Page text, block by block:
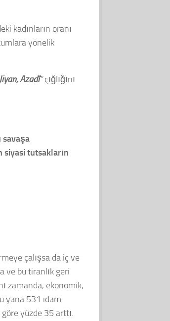
kadınların oranı
yönelik
Azadî”çığlığını
savaşa
tutsakların
çalışsa da iç ve
ve bu tiranlık geri
zamanda, ekonomik,
yana 531 idam
yüzde 35 arttı.